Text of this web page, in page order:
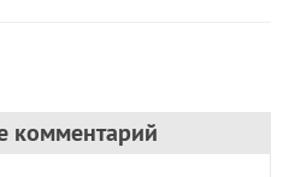
комментарий